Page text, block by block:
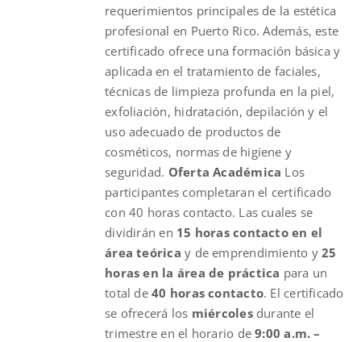
requerimientos principales de la estética
profesional en Puerto Rico. Además, este
certificado ofrece una formación básica y
aplicada en el tratamiento de faciales,
técnicas de limpieza profunda en la piel,
exfoliación, hidratación, depilación y el
uso adecuado de productos de
cosméticos, normas de higiene y
seguridad. Oferta Académica Los
participantes completaran el certificado
con 40 horas contacto. Las cuales se
dividirán en 15 horas contacto en el
área teórica y de emprendimiento y25
horas en la área de práctica para un
total de40 horas contacto. El certificado
se ofrecerá los miércolesdurante el
trimestre en el horario de9:00 a.m. –